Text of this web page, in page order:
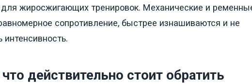
для жиросжигающих тренировок. Механические и
сопротивление, быстрее изнашиваются и не
интенсивность.
действительно стоит обратить